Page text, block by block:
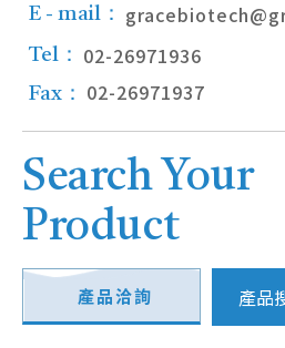
E - mail：
Tel： 02-26971936
Fax： 02-26971937
Search Your
Product
產品洽詢